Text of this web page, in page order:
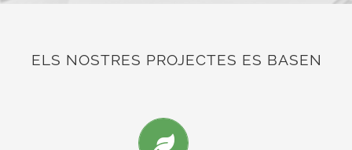
ELS NOSTRES PROJECTES ES BASEN
Una construcció sostenible ideal és necessàriament